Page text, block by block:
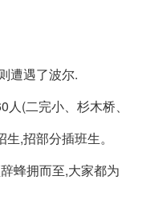
遭遇了波尔.
(二完小、杉木桥、
生,招部分插班生。
蜂拥而至,大家都为